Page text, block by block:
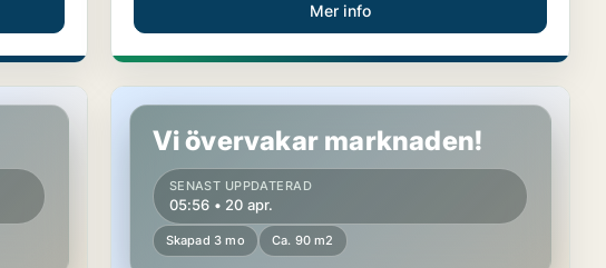
Mer info
Butikslokal i Karlstad
Vi övervakar marknaden!
SENAST UPPDATERAD
05:56 • 20 apr.
Skapad 3 mo Ca. 90 m2